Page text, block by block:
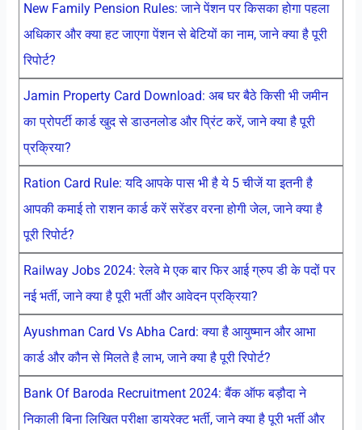
New Family Pension Rules: जाने पेंशन पर किसका होगा पहला
अधिकार और क्या हट जाएगा पेंशन से बेटियों का नाम, जाने क्या है पूरी
रिपोर्ट?
Jamin Property Card Download: अब घर बैठे किसी भी जमीन
का प्रोपर्टी कार्ड खुद से डाउनलोड और प्रिंट करें, जाने क्या है पूरी
प्रक्रिया?
Ration Card Rule: यदि आपके पास भी है ये 5 चीजें या इतनी है
आपकी कमाई तो राशन कार्ड करें सरेंडर वरना होगी जेल, जाने क्या है
पूरी रिपोर्ट?
Railway Jobs 2024: रेलवे मे एक बार फिर आई ग्रुप डी के पदों पर
नई भर्ती, जाने क्या है पूरी भर्ती और आवेदन प्रक्रिया?
Ayushman Card Vs Abha Card: क्या है आयुष्मान और आभा
कार्ड और कौन से मिलते है लाभ, जाने क्या है पूरी रिपोर्ट?
Bank Of Baroda Recruitment 2024: बैंक ऑफ बड़ौदा ने
निकाली बिना लिखित परीक्षा डायरेक्ट भर्ती, जाने क्या है पूरी भर्ती और